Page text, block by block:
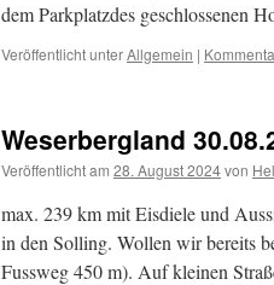
dem Parkplatzdes geschlossenen
Veröffentlicht unterAllgemein |
Weserbergland
Veröffentlicht am 28. August 2024von
max. 239 km mit Eisdiele und
in den Solling. Wollen wir bereits
Fussweg 450 m). Auf kleinen